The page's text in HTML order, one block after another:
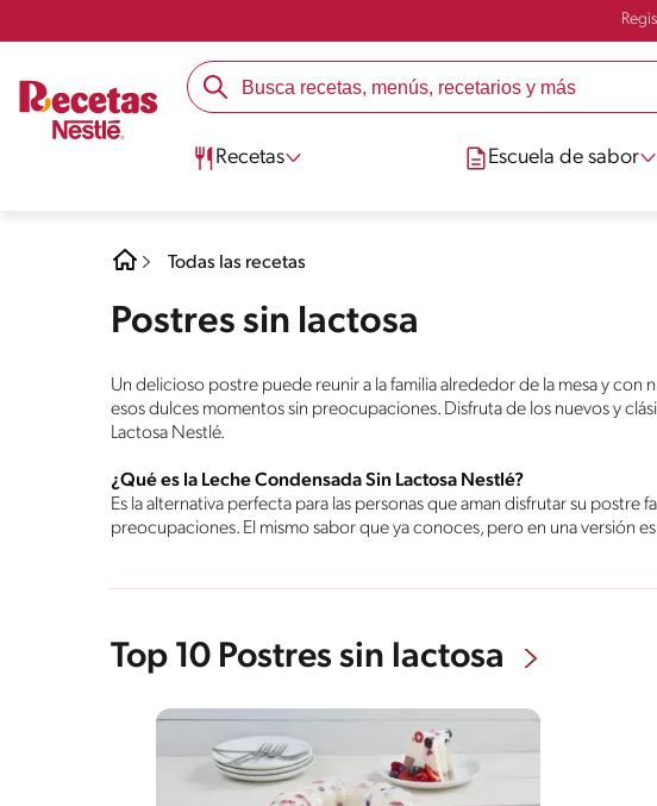
Recetas Escuela de sabor
Todas las recetas
Postres sin lactosa
Un delicioso postre puede reunir a la familia alrededor de la mesa y
esos dulces momentos sin preocupaciones. Disfruta de los nuevos y
Lactosa Nestlé.
¿Qué es la Leche Condensada Sin Lactosa Nestlé?
Es la alternativa perfecta para las personas que aman disfrutar su
preocupaciones. El mismo sabor que ya conoces, pero en una versión
Top 10 Postres sin lactosa